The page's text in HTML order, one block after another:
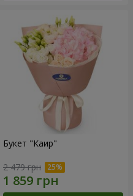
Букет "Каир"
2 479 грн